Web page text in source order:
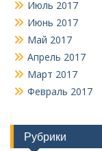
Июль 2017
Июнь 2017
Май 2017
Апрель 2017
Март 2017
Февраль 2017
Рубрики